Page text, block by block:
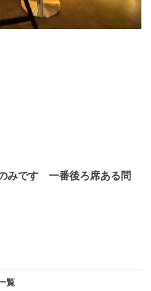
みです 一番後ろ席ある問
覧